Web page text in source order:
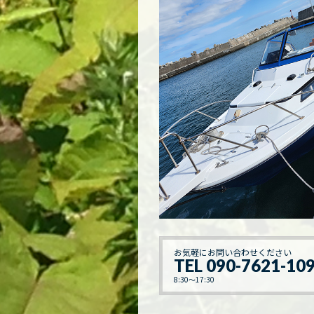
お気軽にお問い合わせください
TEL 090-7621-
8:30～17:30